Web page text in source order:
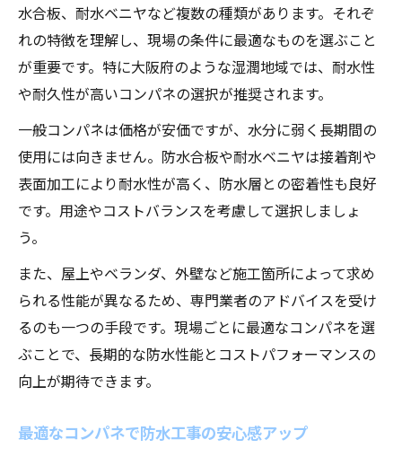
水合板、耐水ベニヤなど複数の種類があります。それぞ
れの特徴を理解し、現場の条件に最適なものを選ぶこと
が重要です。特に大阪府のような湿潤地域では、耐水性
や耐久性が高いコンパネの選択が推奨されます。
一般コンパネは価格が安価ですが、水分に弱く長期間の
使用には向きません。防水合板や耐水ベニヤは接着剤や
表面加工により耐水性が高く、防水層との密着性も良好
です。用途やコストバランスを考慮して選択しましょ
う。
また、屋上やベランダ、外壁など施工箇所によって求め
られる性能が異なるため、専門業者のアドバイスを受け
るのも一つの手段です。現場ごとに最適なコンパネを選
ぶことで、長期的な防水性能とコストパフォーマンスの
向上が期待できます。
最適なコンパネで防水工事の安心感アップ